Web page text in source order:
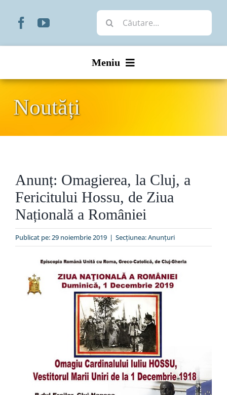
Cautare...
Meniu
Organizare
Liturgic
Special
Noutăți
Anunț: Omagierea, la Cluj, a
Fericitului Hossu, de Ziua
Națională a României
Publicat pe: 29 noiembrie 2019 | Secțiunea:Anunţuri